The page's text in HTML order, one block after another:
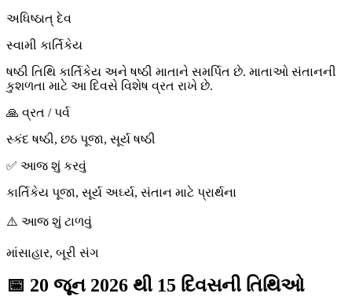
અધિષ્ઠાત્ દેવ
સ્વામી કાર્તિકેય
ષષ્ઠી તિથિ કાર્તિકેય અને ષષ્ઠી માતાને સમર્પિત છે. માતાઓ સંતાનની
કુશળતા માટે આ દિવસે વિશેષ વ્રત રાખે છે.
🙏 વ્રત / પર્વ
સ્કંદ ષષ્ઠી, છઠ પૂજા, સૂર્ય ષષ્ઠી
✅ આજ શું કરવું
કાર્તિકેય પૂજા, સૂર્ય અર્ઘ્ય, સંતાન માટે પ્રાર્થના
⚠️ આજ શું ટાળવું
માંસાહાર, બૂરી સંગ
📅 20 જૂન 2026 થી 15 દિવસની તિથિઓ